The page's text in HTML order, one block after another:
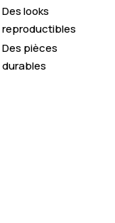
Des looks
reproductibles
Des pièces
durables